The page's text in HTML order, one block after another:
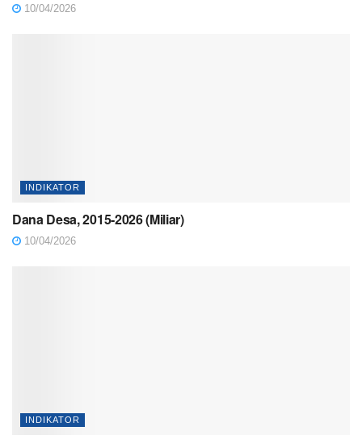
10/04/2026
INDIKATOR
Dana Desa, 2015-2026 (Miliar)
10/04/2026
INDIKATOR